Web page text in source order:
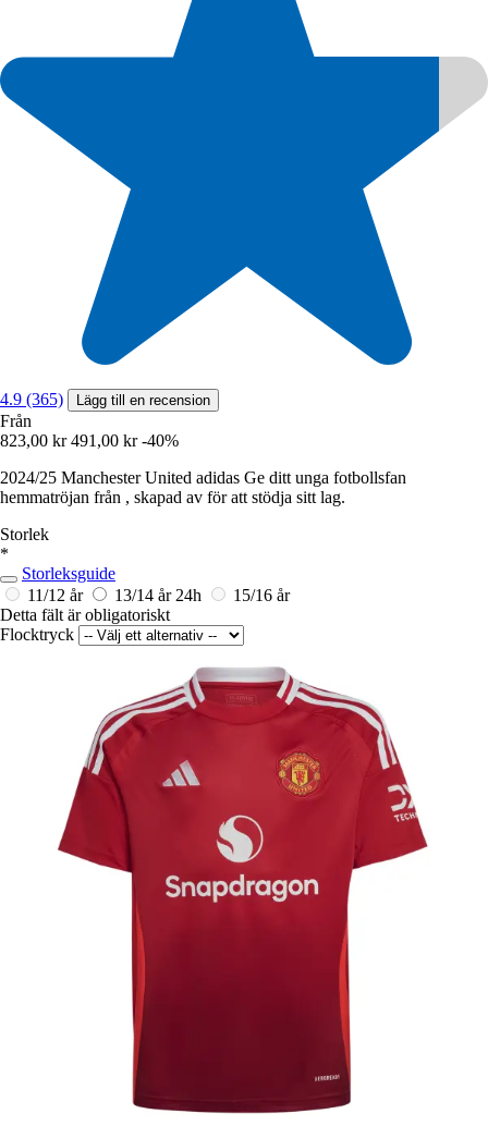
4.9 (365) Lägg till en recension
Från
823,00 kr 491,00 kr -40%
2024/25 Manchester United adidas Ge ditt unga fotbollsfan
hemmatröjan från , skapad av för att stödja sitt lag.
Storlek
*
Storleksguide
11/12 år
13/14 år 24h
15/16 år
Detta fält är obligatoriskt
Flocktryck